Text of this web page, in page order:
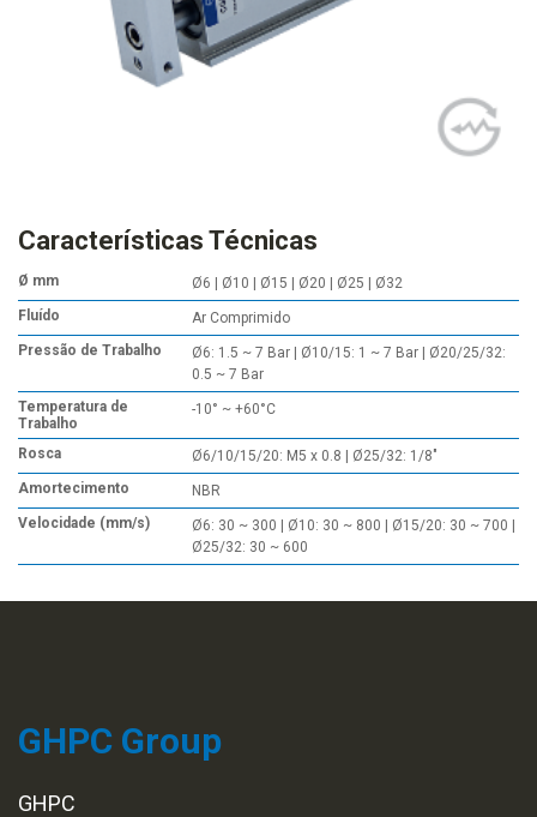
Características Técnicas
Ø mm
Ø6 | Ø10 | Ø15 | Ø20 | Ø25 | Ø32
Fluído
Ar Comprimido
Pressão de Trabalho
Ø6: 1.5 ~ 7 Bar | Ø10/15: 1 ~ 7 Bar | Ø20/25/32:
0.5 ~ 7 Bar
Temperatura de
Trabalho
-10° ~ +60°C
Rosca
Ø6/10/15/20: M5 x 0.8 | Ø25/32: 1/8"
Amortecimento
NBR
Velocidade (mm/s)
Ø6: 30 ~ 300 | Ø10: 30 ~ 800 | Ø15/20: 30 ~ 700 |
Ø25/32: 30 ~ 600
GHPC Group
GHPC